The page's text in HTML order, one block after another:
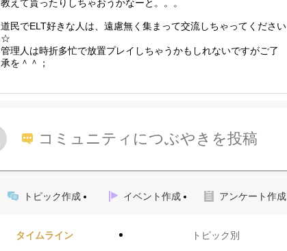
教えて貰ったりしちゃおうかなーと。。。
道民でELT好きな人は、遠慮無く集まって交流しちゃってください
☆
管理人は時折多忙で放置プレイしちゃうかもしれないですがご了
承を＾＾；
コミュニティにつぶやきを投稿
トピック作成 イベント作成 アンケート作成
タイムライン トピック別